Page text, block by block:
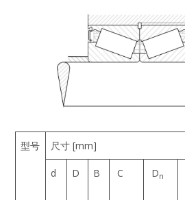
型号 尺寸 [mm]
d D B C Dn